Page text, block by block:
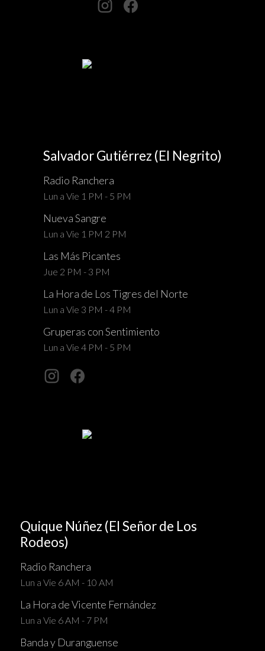
Salvador Gutiérrez (El Negrito)
Radio Ranchera
Lun a Vie 1 PM - 5 PM
Nueva Sangre
Lun a Vie 1 PM 2 PM
Las Más Picantes
Jue 2 PM - 3 PM
La Hora de Los Tigres del Norte
Lun a Vie 3 PM - 4 PM
Gruperas con Sentimiento
Lun a Vie 4 PM - 5 PM
Quique Núñez (El Señor de Los
Rodeos)
Radio Ranchera
Lun a Vie 6 AM - 10 AM
La Hora de Vicente Fernández
Lun a Vie 6 AM - 7 PM
Banda y Duranguense